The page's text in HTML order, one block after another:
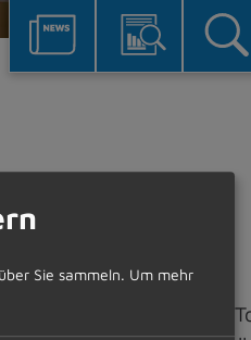
19. November und am
Sie sammeln. Um mehr